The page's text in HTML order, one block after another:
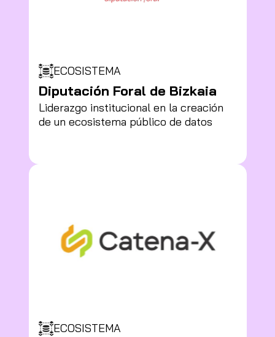
ECOSISTEMA
Diputación Foral de Bizkaia
Liderazgo institucional en la creación
de un ecosistema público de datos
ECOSISTEMA